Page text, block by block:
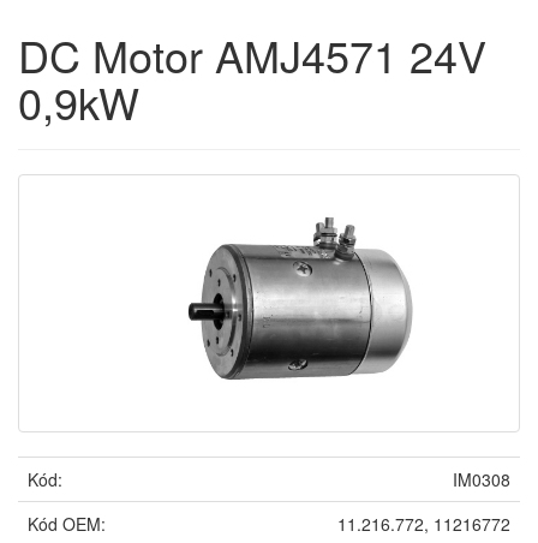
DC Motor AMJ4571 24V
0,9kW
Kód:
IM0308
Kód OEM:
11.216.772, 11216772